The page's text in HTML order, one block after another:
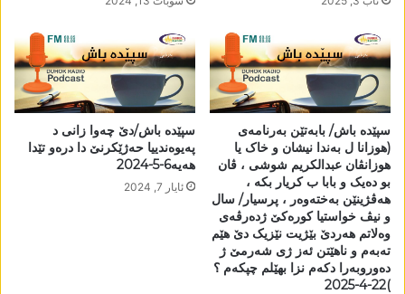
سپێدە باش/ بابەتێن بەرنامەی
(ھوزانا ل بەندا نیشان و خاک یا
ھوزانڤان عبدالکریم شوشی ، ڤان
بو دەیک و بابا ب کریار بکە ،
ھەڤژینێن بەختەوەر ، پرسیار/ سال
و نیڤ خواستیا کورەکێ ژدەرڤەی
وەلاتم ھەردێ بێژیت نێزیک دێ ھێم
تەبەم و ناھێتن ئەز ژی شەرمێ ژ
دەوروبەرا دکەم نزا بھێلم چپکەم ؟
)22-4-2025
سپێدە باش/دێ چەوا زانی د
پەیوەندییا حەژێکرنێ دا درەو تێدا
ھەیە6-5-2024
ئایار 7, 2024